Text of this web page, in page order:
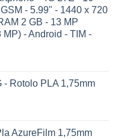
- 5.99" - 1440 x 720
2 GB - 13 MP
- Android - TIM -
Rotolo PLA 1,75mm
AzureFilm 1,75mm